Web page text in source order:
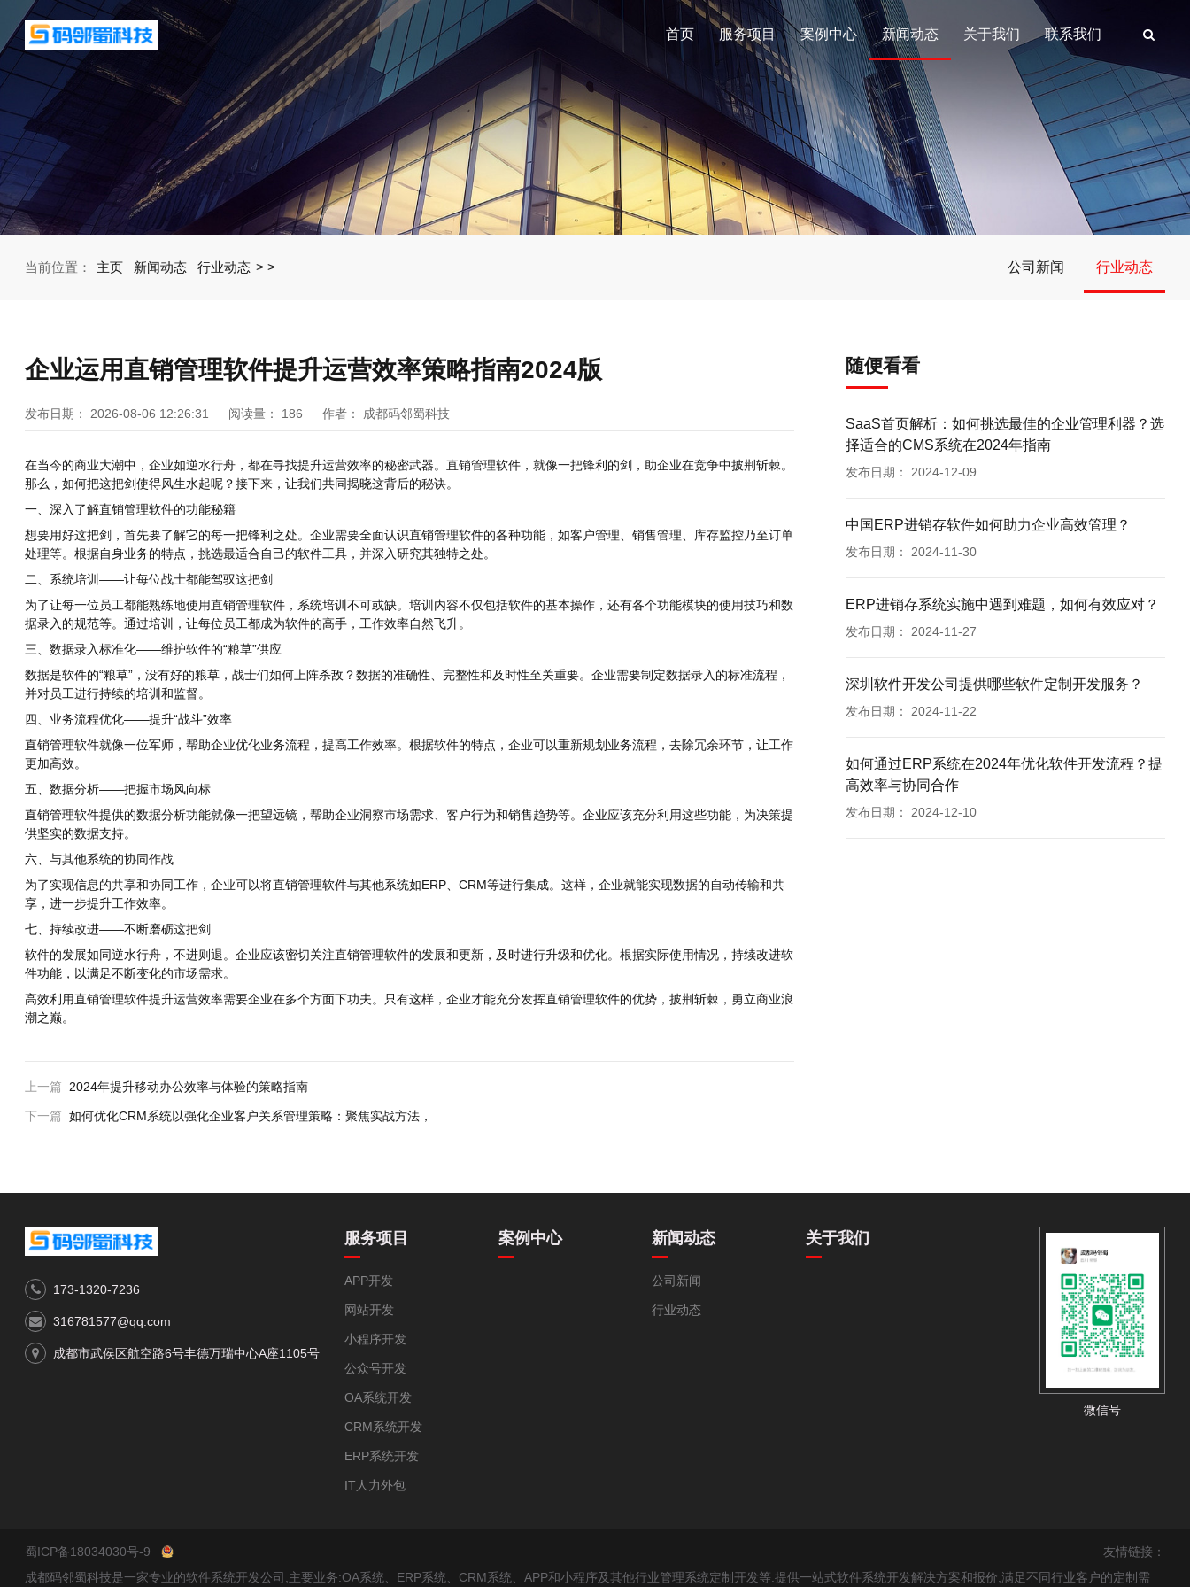
首页 服务项目 案例中心 新闻动态 关于我们 联系我们
当前位置： 主页 >
新闻动态 >
行业动态 公司新闻 行业动态
企业运用直销管理软件提升运营效率策略指南2024版
发布日期： 2026-08-06 12:26:31 阅读量： 186 作者： 成都码邻蜀科技
在当今的商业大潮中，企业如逆水行舟，都在寻找提升运营效率的秘密武器。直销管理软件，就像一把锋利的剑，助企业在竞争中披荆斩棘。
那么，如何把这把剑使得风生水起呢？接下来，让我们共同揭晓这背后的秘诀。
一、深入了解直销管理软件的功能秘籍
想要用好这把剑，首先要了解它的每一把锋利之处。企业需要全面认识直销管理软件的各种功能，如客户管理、销售管理、库存监控乃至订单
处理等。根据自身业务的特点，挑选最适合自己的软件工具，并深入研究其独特之处。
二、系统培训——让每位战士都能驾驭这把剑
为了让每一位员工都能熟练地使用直销管理软件，系统培训不可或缺。培训内容不仅包括软件的基本操作，还有各个功能模块的使用技巧和数
据录入的规范等。通过培训，让每位员工都成为软件的高手，工作效率自然飞升。
三、数据录入标准化——维护软件的“粮草”供应
数据是软件的“粮草”，没有好的粮草，战士们如何上阵杀敌？数据的准确性、完整性和及时性至关重要。企业需要制定数据录入的标准流程，
并对员工进行持续的培训和监督。
四、业务流程优化——提升“战斗”效率
直销管理软件就像一位军师，帮助企业优化业务流程，提高工作效率。根据软件的特点，企业可以重新规划业务流程，去除冗余环节，让工作
更加高效。
五、数据分析——把握市场风向标
直销管理软件提供的数据分析功能就像一把望远镜，帮助企业洞察市场需求、客户行为和销售趋势等。企业应该充分利用这些功能，为决策提
供坚实的数据支持。
六、与其他系统的协同作战
为了实现信息的共享和协同工作，企业可以将直销管理软件与其他系统如ERP、CRM等进行集成。这样，企业就能实现数据的自动传输和共
享，进一步提升工作效率。
七、持续改进——不断磨砺这把剑
软件的发展如同逆水行舟，不进则退。企业应该密切关注直销管理软件的发展和更新，及时进行升级和优化。根据实际使用情况，持续改进软
件功能，以满足不断变化的市场需求。
高效利用直销管理软件提升运营效率需要企业在多个方面下功夫。只有这样，企业才能充分发挥直销管理软件的优势，披荆斩棘，勇立商业浪
潮之巅。
上一篇 2024年提升移动办公效率与体验的策略指南
下一篇 如何优化CRM系统以强化企业客户关系管理策略：聚焦实战方法，
随便看看
SaaS首页解析：如何挑选最佳的企业管理利器？选
择适合的CMS系统在2024年指南
发布日期： 2024-12-09
中国ERP进销存软件如何助力企业高效管理？
发布日期： 2024-11-30
ERP进销存系统实施中遇到难题，如何有效应对？
发布日期： 2024-11-27
深圳软件开发公司提供哪些软件定制开发服务？
发布日期： 2024-11-22
如何通过ERP系统在2024年优化软件开发流程？提
高效率与协同合作
发布日期： 2024-12-10
173-1320-7236
316781577@qq.com
成都市武侯区航空路6号丰德万瑞中心A座1105号
微信号
服务项目
APP开发
网站开发
小程序开发
公众号开发
OA系统开发
CRM系统开发
ERP系统开发
IT人力外包
案例中心 新闻动态
公司新闻
行业动态
关于我们
友情链接：
蜀ICP备18034030号-9
成都码邻蜀科技是一家专业的软件系统开发公司,主要业务:OA系统、ERP系统、CRM系统、APP和小程序及其他行业管理系统定制开发等.提供一站式软件系统开发解决方案和报价,满足不同行业客户的定制需